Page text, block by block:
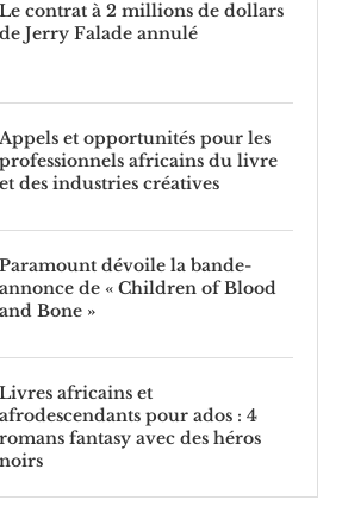
Le contrat à 2 millions de dollars
de Jerry Falade annulé
Appels et opportunités pour les
professionnels africains du livre
et des industries créatives
Paramount dévoile la bande-
annonce de « Children of Blood
and Bone »
Livres africains et
afrodescendants pour ados : 4
romans fantasy avec des héros
noirs